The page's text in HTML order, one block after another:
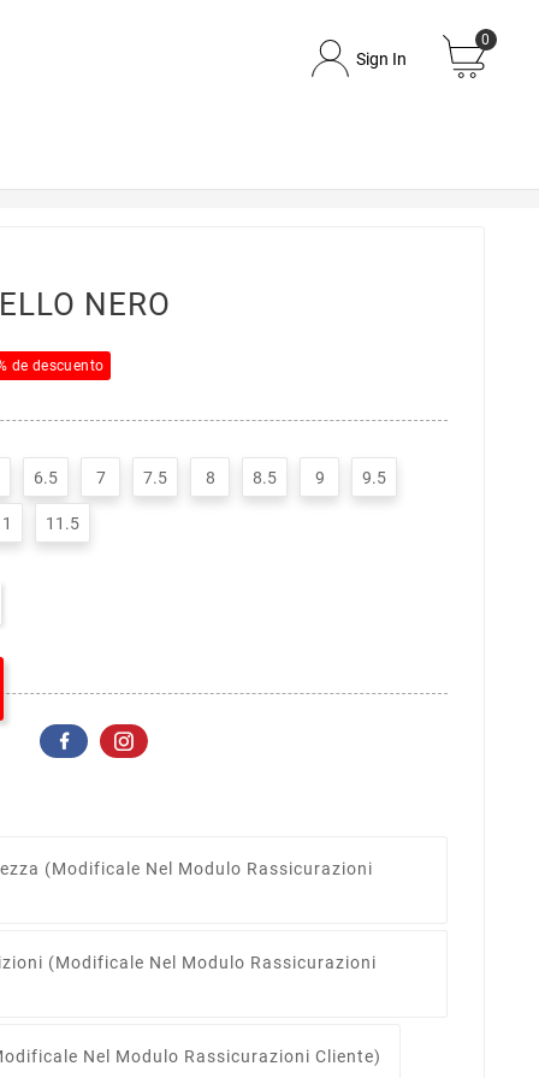
Sign In
0
NERO
de descuento
6.5 7 7.5 8 8.5 9 9.5
11.5
(modificale Nel Modulo Rassicurazioni
(modificale Nel Modulo Rassicurazioni
Nel Modulo Rassicurazioni Cliente)